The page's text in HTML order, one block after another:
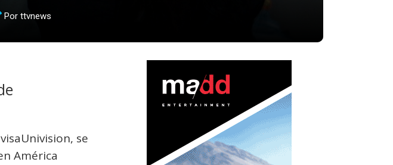
Por ttvnews
se
América